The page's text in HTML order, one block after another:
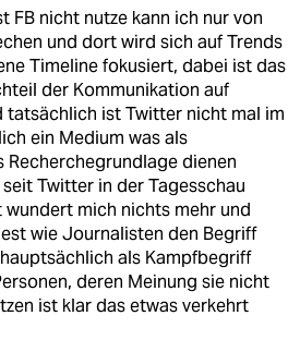
FB nicht nutze kann ich nur von
und dort wird sich auf Trends
Timeline fokusiert, dabei ist das
der Kommunikation auf
tatsächlich ist Twitter nicht mal im
ein Medium was als
Recherchegrundlage dienen
Twitter in der Tagesschau
mich nichts mehr und
wie Journalisten den Begriff
als Kampfbegriff
deren Meinung sie nicht
ist klar das etwas verkehrt